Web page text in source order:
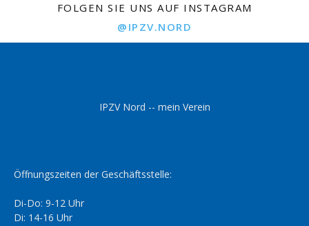
FOLGEN SIE UNS AUF INSTAGRAM
@IPZV.NORD
IPZV Nord -- mein Verein
Öffnungszeiten der Geschäftsstelle:
Di-Do: 9-12 Uhr
Di: 14-16 Uhr